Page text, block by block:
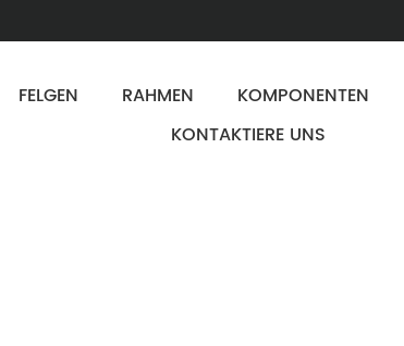
FELGEN RAHMEN KOMPONENTEN
KONTAKTIERE UNS